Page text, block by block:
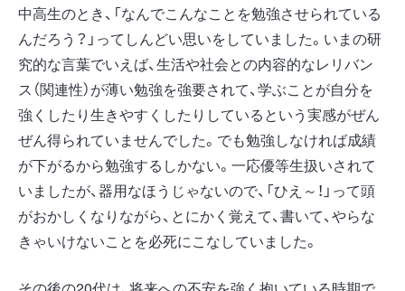
中高生のとき、「なんでこんなことを勉強させられている
んだろう？」ってしんどい思いをしていました。いまの研
究的な言葉でいえば、生活や社会との内容的なレリバン
ス（関連性）が薄い勉強を強要されて、学ぶことが自分を
強くしたり生きやすくしたりしているという実感がぜん
ぜん得られていませんでした。でも勉強しなければ成績
が下がるから勉強するしかない。一応優等生扱いされて
いましたが、器用なほうじゃないので、「ひえ～！」って頭
がおかしくなりながら、とにかく覚えて、書いて、やらな
きゃいけないことを必死にこなしていました。